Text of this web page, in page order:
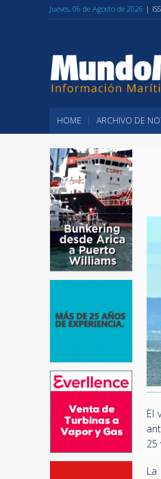
Jueves, 06 de Agosto de 2026 |
HOME ARCHIVO DE
El
25